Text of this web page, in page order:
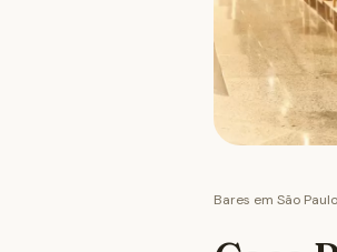
Bares em São Paulo